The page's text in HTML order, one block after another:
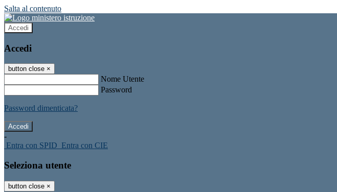
Salta al contenuto
Accedi
Accedi
button close ×
Nome Utente
Password
Password dimenticata?
-
Entra con SPID Entra con CIE
Seleziona utente
button close ×